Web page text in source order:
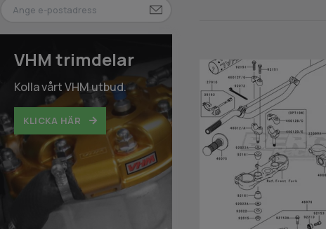
VHM trimdelar
Kolla vårt VHM utbud.
KLICKA HÄR